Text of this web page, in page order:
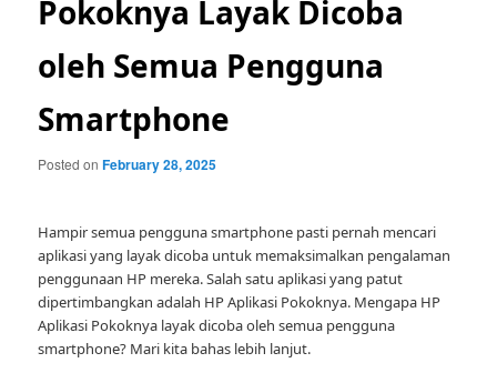
Pokoknya Layak Dicoba
oleh Semua Pengguna
Smartphone
Posted onFebruary 28, 2025
Hampir semua pengguna smartphone pasti pernah mencari
aplikasi yang layak dicoba untuk memaksimalkan pengalaman
penggunaan HP mereka. Salah satu aplikasi yang patut
dipertimbangkan adalah HP Aplikasi Pokoknya. Mengapa HP
Aplikasi Pokoknya layak dicoba oleh semua pengguna
smartphone? Mari kita bahas lebih lanjut.